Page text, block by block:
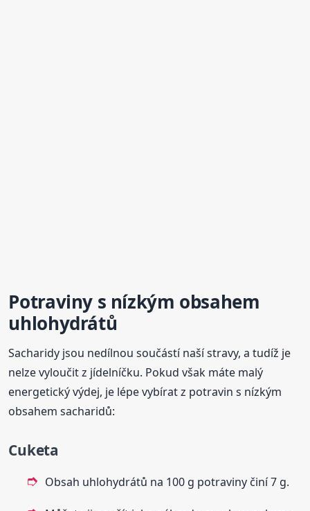
Potraviny s nízkým obsahem
uhlohydrátů
Sacharidy jsou nedílnou součástí naší stravy, a tudíž je
nelze vyloučit z jídelníčku. Pokud však máte malý
energetický výdej, je lépe vybírat z potravin s nízkým
obsahem sacharidů:
Cuketa
Obsah uhlohydrátů na 100 g potraviny činí 7 g.